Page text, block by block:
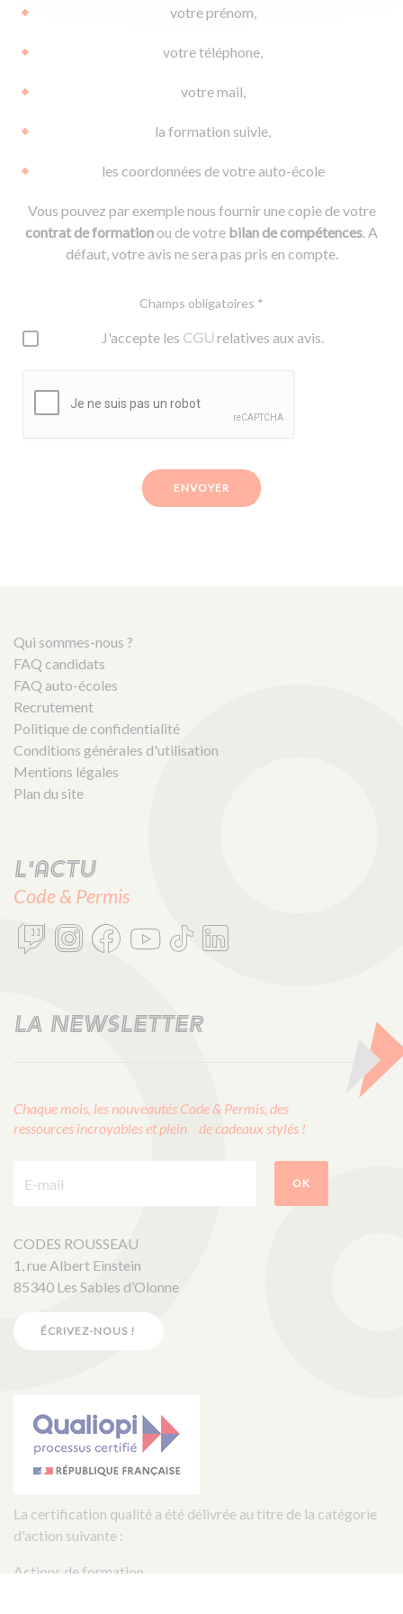
votre prénom,
votre téléphone,
votre mail,
la formation suivie,
les coordonnées de votre auto-école
Vous pouvez par exemple nous fournir une copie de votre
contrat de formationou de votre bilan de compétences. A
défaut, votre avis ne sera pas pris en compte.
Champs obligatoires *
J'accepte les CGUrelatives aux avis.
ENVOYER
Qui sommes-nous ?
FAQ candidats
FAQ auto-écoles
Recrutement
Politique de confidentialité
Conditions générales d'utilisation
Mentions légales
Plan du site
L'actu
Code & Permis
LA NEWSLETTER
Chaque mois, les nouveautés Code & Permis, des
ressources incroyables et plein de cadeaux stylés !
OK
CODES ROUSSEAU
1, rue Albert Einstein
85340 Les Sables d’Olonne
ÉCRIVEZ-NOUS !
La certification qualité a été délivrée au titre de la catégorie
d'action suivante :
Actions de formation